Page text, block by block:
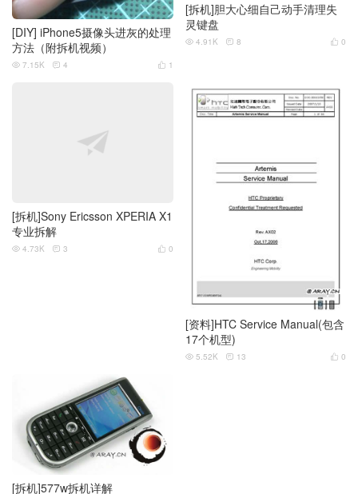
[DIY] iPhone5摄像头进灰的处理
方法（附拆机视频）
 1
 7.15K  4
[拆机]胆大心细自己动手清理失
灵键盘
 0
 4.91K  8
[拆机]Sony Ericsson XPERIA X1
专业拆解
 0
 4.73K  3
[资料]HTC Service Manual(包含
17个机型)
 0
 5.52K  13
[拆机]577w拆机详解